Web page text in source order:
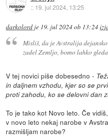
:: 19. jul 2024, 13:25
darkolord je 19. jul 2024 ob 13:24
Misliš, da je Avstralija
zadel Zemljo, bomo lahko
V tej novici piše dobesedno -
in daljnem vzhodu, kjer so se
proti zahodu, ko se delovni dan
To je tako kot Novo leto. Če
v novo leto nekaj narobe v
razmišljam narobe?